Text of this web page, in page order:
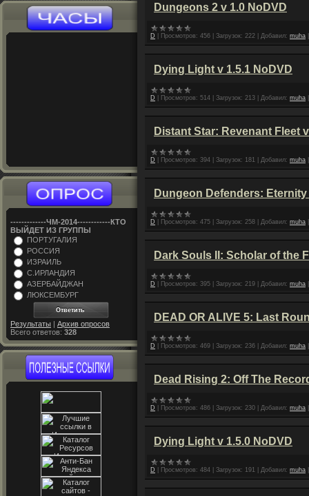
-------------ЧM-2014------------КТО
ВЫЙДЕТ ИЗ ГРУППЫ
ПОРТУГАЛИЯ
РОССИЯ
ИЗРАИЛЬ
С.ИРЛАНДИЯ
АЗЕРБАЙДЖАН
ЛЮКСЕМБУРГ
Результаты | Архив опросов
Всего ответов: 328
Dungeons 2 v 1.0 NoDVD
D Просмотров: 456 Загрузок: 222 Добавил: muha
Dying Light v 1.5.1 NoDVD
D Просмотров: 514 Загрузок: 213 Добавил: muha
Distant Star: Revenant Fleet
D Просмотров: 394 Загрузок: 181 Добавил: muha
Dungeon Defenders: Eternity
D Просмотров: 475 Загрузок: 258 Добавил: muha
Dark Souls II: Scholar of the
D Просмотров: 395 Загрузок: 219 Добавил: muha
DEAD OR ALIVE 5: Last
D Просмотров: 469 Загрузок: 236 Добавил: muha
Dead Rising 2: Off The
D Просмотров: 486 Загрузок: 230 Добавил: muha
Dying Light v 1.5.0 NoDVD
D Просмотров: 484 Загрузок: 191 Добавил: muha